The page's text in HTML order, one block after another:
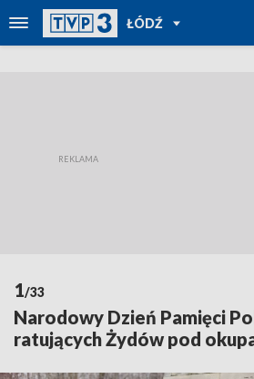
ŁÓDŹ
POWRÓT
DO
REGIONY
1/33
Narodowy Dzień Pamięci
ratujących Żydów pod